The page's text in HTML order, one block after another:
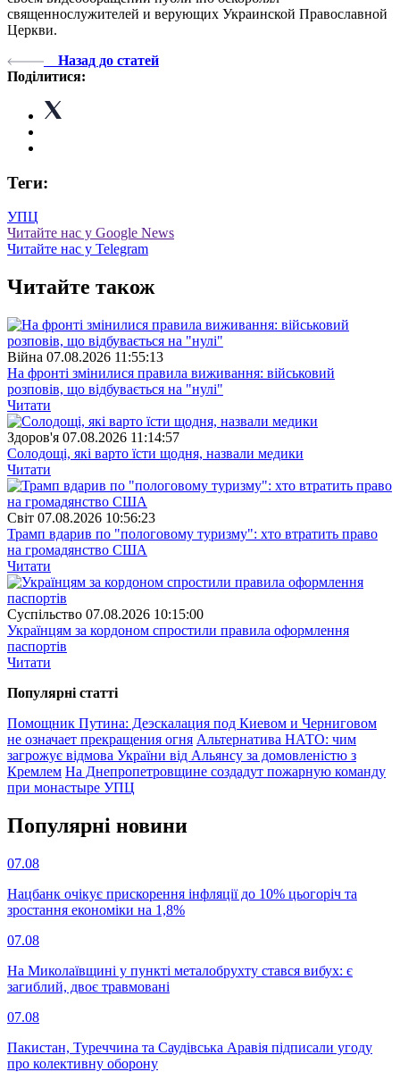
священнослужителей и верующих Украинской Православной
Церкви.
Назад до статей
Поділитися:
Теги:
УПЦ
Читайте нас у Google News
Читайте нас у Telegram
Читайте також
Війна 07.08.2026 11:55:13
На фронті змінилися правила виживання: військовий
розповів, що відбувається на "нулі"
Читати
Здоров'я 07.08.2026 11:14:57
Солодощі, які варто їсти щодня, назвали медики
Читати
Свiт 07.08.2026 10:56:23
Трамп вдарив по "пологовому туризму": хто втратить право
на громадянство США
Читати
Суспiльство 07.08.2026 10:15:00
Українцям за кордоном спростили правила оформлення
паспортів
Читати
Популярнi статтi
Помощник Путина: Деэскалация под Киевом и Черниговом
не означает прекращения огня Альтернатива НАТО: чим
загрожує відмова України від Альянсу за домовленістю з
Кремлем На Днепропетровщине создадут пожарную команду
при монастыре УПЦ
Популярнi новини
07.08
Нацбанк очікує прискорення інфляції до 10% цьогоріч та
зростання економіки на 1,8%
07.08
На Миколаївщині у пункті металобрухту стався вибух: є
загиблий, двоє травмовані
07.08
Пакистан, Туреччина та Саудівська Аравія підписали угоду
про колективну оборону